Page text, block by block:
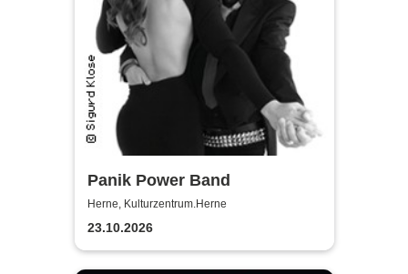
Panik Power Band
Herne, Kulturzentrum.Herne
23.10.2026